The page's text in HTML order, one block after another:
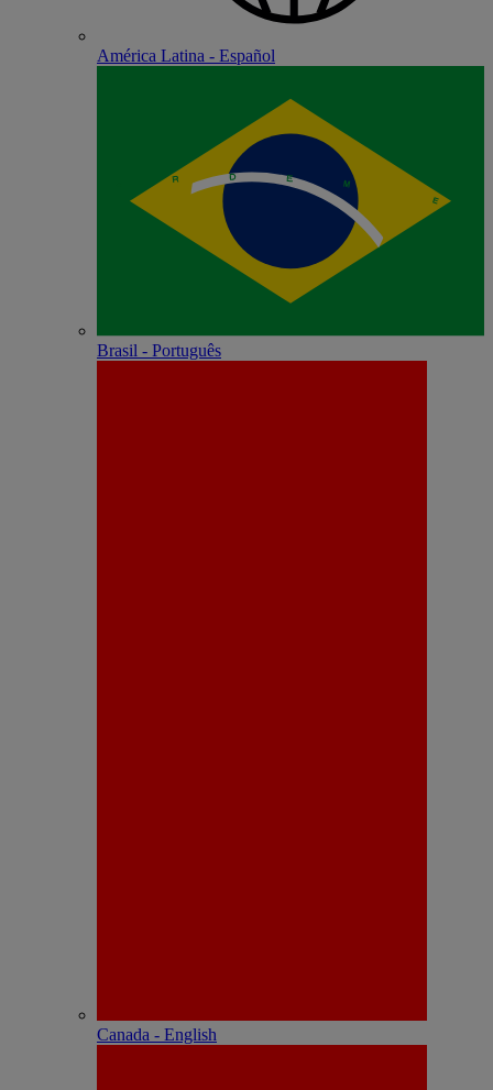
América Latina - Español
Brasil - Português
Canada - English